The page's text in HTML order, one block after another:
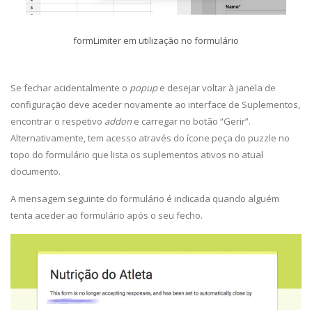
formLimiter em utilização no formulário
Se fechar acidentalmente o popupe desejar voltar à janela de
configuração deve aceder novamente ao interface de Suplementos,
encontrar o respetivo addon e carregar no botão “Gerir”.
Alternativamente, tem acesso através do ícone peça do puzzle no
topo do formulário que lista os suplementos ativos no atual
documento.
A mensagem seguinte do formulário é indicada quando alguém
tenta aceder ao formulário após o seu fecho.